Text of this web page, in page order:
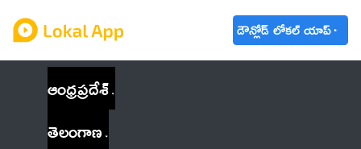
డౌన్లోడ్ లోకల్ యాప్
ఆంధ్రప్రదేశ్
తెలంగాణ